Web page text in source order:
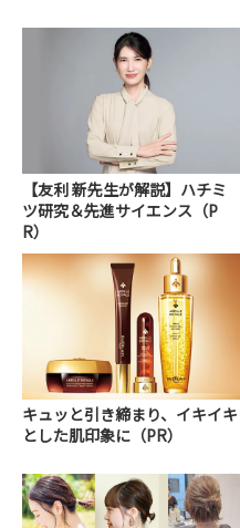
【友利 新先生が解説】ハチミ
ツ研究＆先進サイエンス（P
R）
キュッと引き締まり、イキイキ
とした肌印象に（PR）